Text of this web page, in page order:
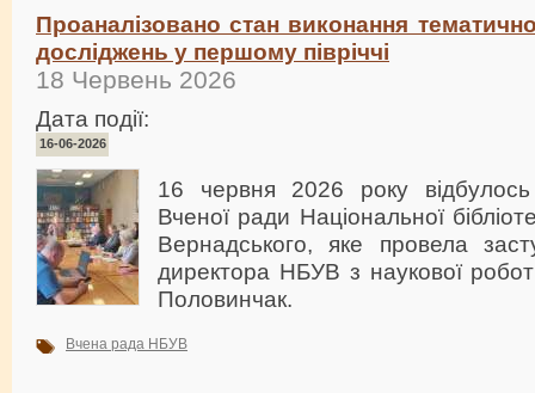
Проаналізовано стан виконання
досліджень у першому півріччі
18 Червень 2026
Дата події:
16-06-2026
16 червня 2026 року відбулось
Вченої ради Національної
Вернадського, яке провела
директора НБУВ з наукової
Половинчак.
Вчена рада НБУВ